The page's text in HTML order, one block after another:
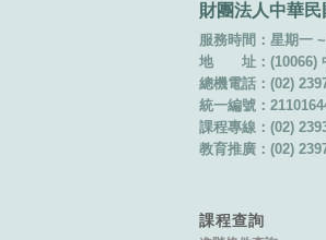
財團法人中華
服務時間：星期一
地 址：(10066)
總機電話：(02)
統一編號：
課程專線：(02)
教育推廣：(02)
課程查詢